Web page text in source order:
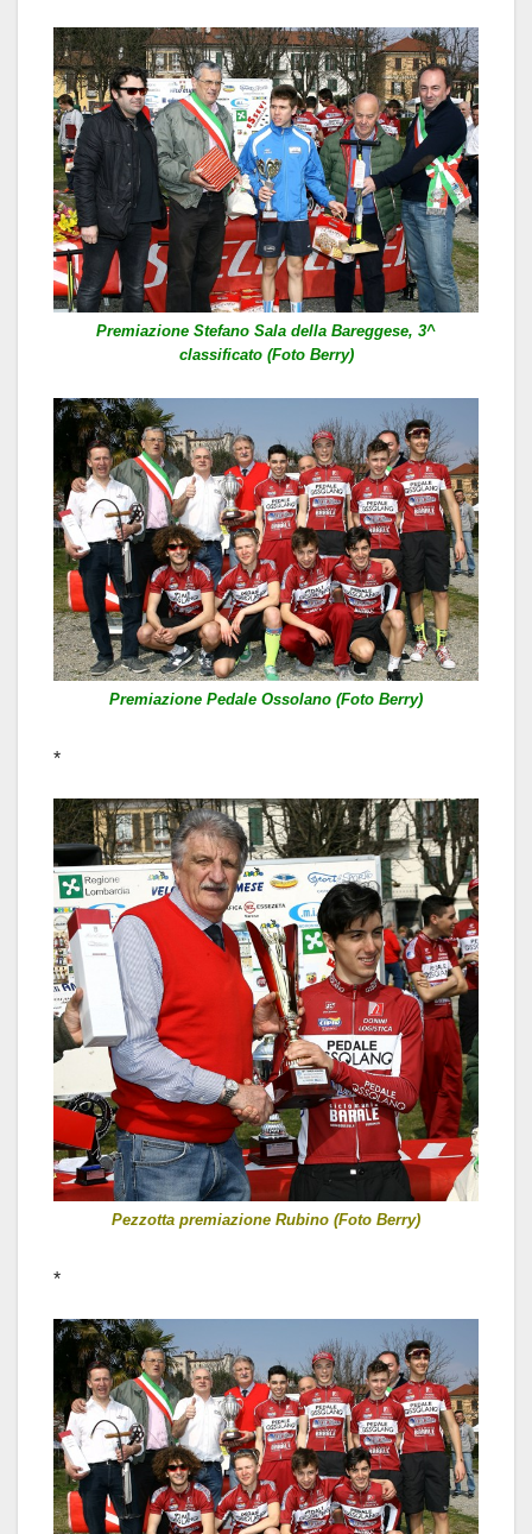
Premiazione Stefano Sala della Bareggese, 3^
classificato (Foto Berry)
Premiazione Pedale Ossolano (Foto Berry)
*
Pezzotta premiazione Rubino (Foto Berry)
*